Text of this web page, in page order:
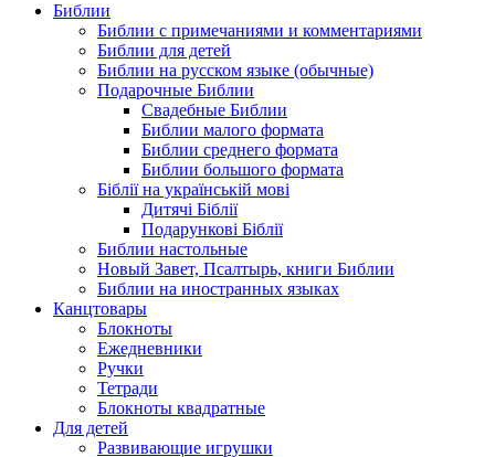
Библии
Библии с примечаниями и комментариями
Библии для детей
Библии на русском языке (обычные)
Подарочные Библии
Свадебные Библии
Библии малого формата
Библии среднего формата
Библии большого формата
Біблії на українській мові
Дитячі Біблії
Подарункові Біблії
Библии настольные
Новый Завет, Псалтырь, книги Библии
Библии на иностранных языках
Канцтовары
Блокноты
Ежедневники
Ручки
Тетради
Блокноты квадратные
Для детей
Развивающие игрушки